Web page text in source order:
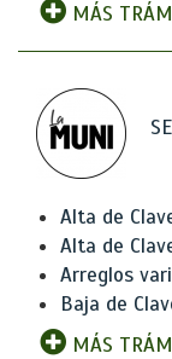
MÁS
Alta de
Alta de
Arreglos
Baja de
MÁS